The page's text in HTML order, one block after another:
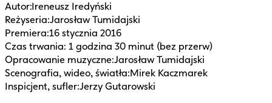
Autor:Ireneusz Iredyński
Reżyseria:Jarosław Tumidajski
Premiera:16 stycznia 2016
Czas trwania: 1 godzina 30 minut (bez przerw)
Opracowanie muzyczne:Jarosław Tumidajski
Scenografia, wideo, światła:Mirek Kaczmarek
Inspicjent, sufler:Jerzy Gutarowski